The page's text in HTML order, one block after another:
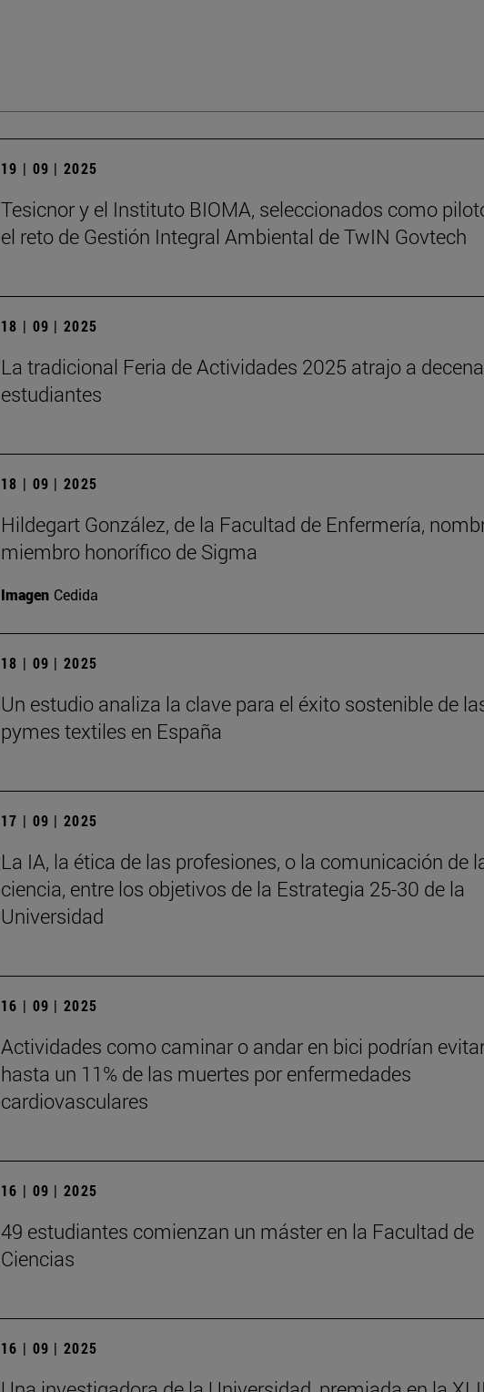
19 | 09 | 2025
Tesicnor y el Instituto BIOMA, seleccionados como
el reto de Gestión Integral Ambiental de TwIN Govtech
18 | 09 | 2025
La tradicional Feria de Actividades 2025 atrajo a
estudiantes
18 | 09 | 2025
Hildegart González, de la Facultad de Enfermería,
miembro honorífico de Sigma
Imagen Cedida
18 | 09 | 2025
Un estudio analiza la clave para el éxito sostenible de
pymes textiles en España
17 | 09 | 2025
La IA, la ética de las profesiones, o la comunicación de
ciencia, entre los objetivos de la Estrategia 25-30 de la
Universidad
16 | 09 | 2025
Actividades como caminar o andar en bici podrían
hasta un 11% de las muertes por enfermedades
cardiovasculares
16 | 09 | 2025
49 estudiantes comienzan un máster en la Facultad de
Ciencias
16 | 09 | 2025